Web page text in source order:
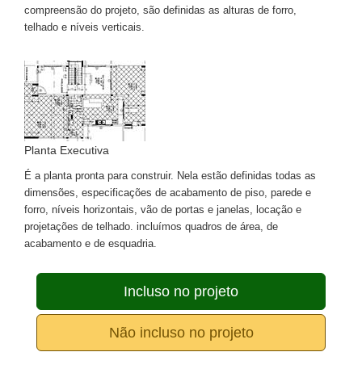
compreensão do projeto, são definidas as alturas de forro,
telhado e níveis verticais.
Planta Executiva
É a planta pronta para construir. Nela estão definidas todas as
dimensões, especificações de acabamento de piso, parede e
forro, níveis horizontais, vão de portas e janelas, locação e
projetações de telhado. incluímos quadros de área, de
acabamento e de esquadria.
Incluso no projeto
Não incluso no projeto